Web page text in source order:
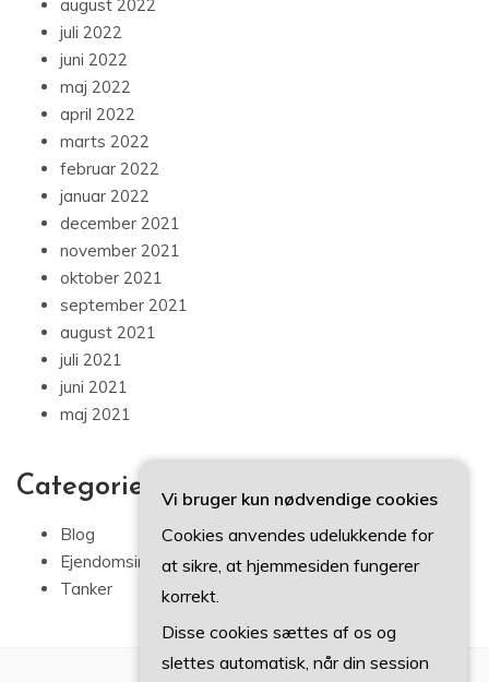
august 2022
juli 2022
juni 2022
maj 2022
april 2022
marts 2022
februar 2022
januar 2022
december 2021
november 2021
oktober 2021
september 2021
august 2021
juli 2021
juni 2021
maj 2021
Categories
Blog
Ejendomsinvestering
Tanker
Vi bruger kun nødvendige cookies
Cookies anvendes udelukkende for
at sikre, at hjemmesiden fungerer
korrekt.
Disse cookies sættes af os og
slettes automatisk, når din session